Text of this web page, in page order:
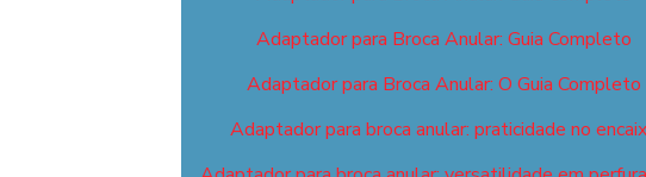
Adaptador para Broca Anular: Guia Completo
Adaptador para Broca Anular: O Guia Completo
Adaptador para broca anular: praticidade no